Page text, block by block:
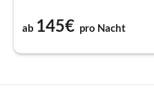
ab 145€ pro Nacht